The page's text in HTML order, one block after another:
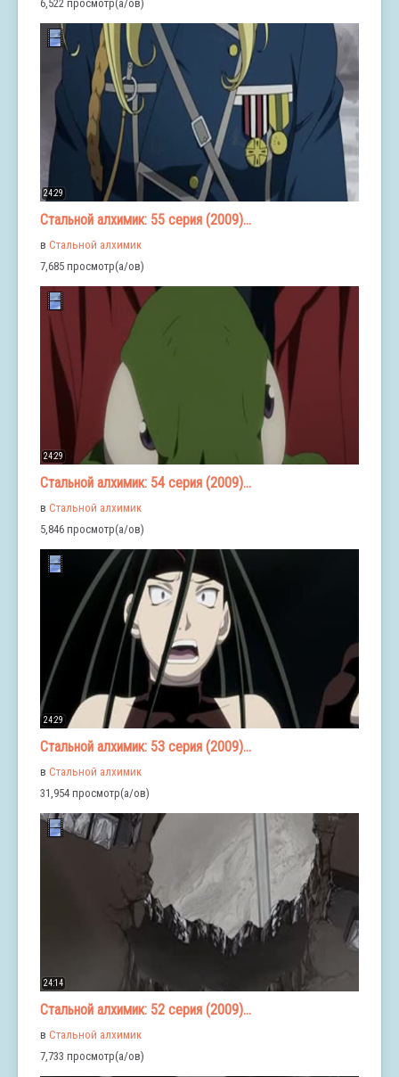
6,522 просмотр(а/ов)
24:29
Стальной алхимик: 55 серия (2009)...
в Стальной алхимик
7,685 просмотр(а/ов)
24:29
Стальной алхимик: 54 серия (2009)...
в Стальной алхимик
5,846 просмотр(а/ов)
24:29
Стальной алхимик: 53 серия (2009)...
в Стальной алхимик
31,954 просмотр(а/ов)
24:14
Стальной алхимик: 52 серия (2009)...
в Стальной алхимик
7,733 просмотр(а/ов)